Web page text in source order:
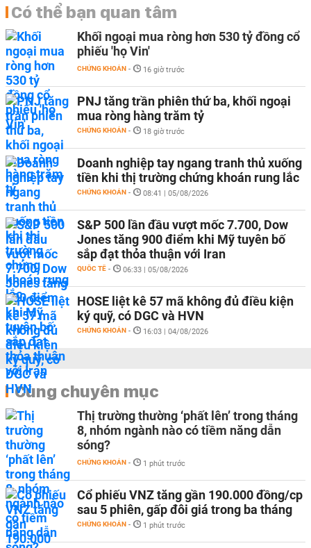
Có thể bạn quan tâm
Khối ngoại mua ròng hơn 530 tỷ đồng cổ
phiếu 'họ Vin'
CHỨNG KHOÁN - 16 giờ trước
PNJ tăng trần phiên thứ ba, khối ngoại
mua ròng hàng trăm tỷ
CHỨNG KHOÁN - 18 giờ trước
Doanh nghiệp tay ngang tranh thủ xuống
tiền khi thị trường chứng khoán rung lắc
CHỨNG KHOÁN - 08:41 | 05/08/2026
S&P 500 lần đầu vượt mốc 7.700, Dow
Jones tăng 900 điểm khi Mỹ tuyên bố
sắp đạt thỏa thuận với Iran
QUỐC TẾ - 06:33 | 05/08/2026
HOSE liệt kê 57 mã không đủ điều kiện
ký quỹ, có DGC và HVN
CHỨNG KHOÁN - 16:03 | 04/08/2026
Cùng chuyên mục
Thị trường thường ‘phất lên’ trong tháng
8, nhóm ngành nào có tiềm năng dẫn
sóng?
CHỨNG KHOÁN - 1 phút trước
Cổ phiếu VNZ tăng gần 190.000 đồng/cp
sau 5 phiên, gấp đôi giá trong ba tháng
CHỨNG KHOÁN - 1 phút trước